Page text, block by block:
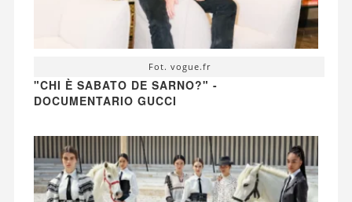
Fot. vogue.fr
"CHI È SABATO DE SARNO?" -
DOCUMENTARIO GUCCI